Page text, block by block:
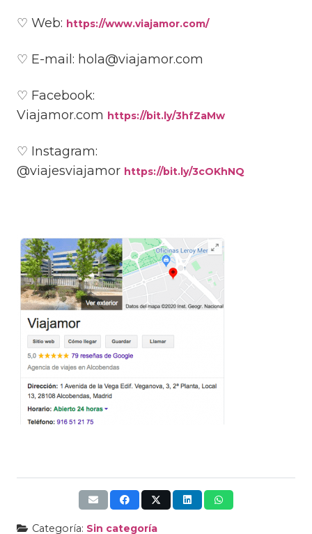
♡ Web: https://www.viajamor.com/
♡ E-mail: hola@viajamor.com
♡ Facebook:
Viajamor.com https://bit.ly/3hfZaMw
♡ Instagram:
@viajesviajamor https://bit.ly/3cOKhNQ
Categoría: Sin categoría